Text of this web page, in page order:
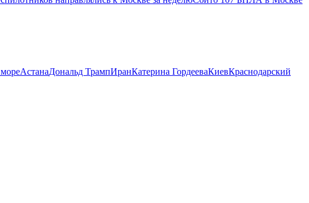
АстанаДональд ТрампИранКатерина ГордееваКиевКраснодарский